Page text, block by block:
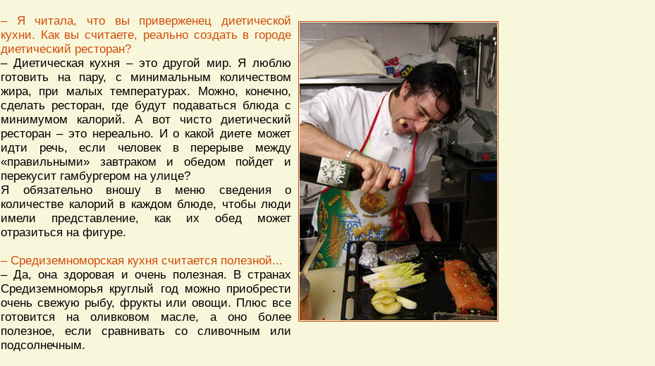
– Я читала, что вы приверженец диетической
кухни. Как вы считаете, реально создать в городе
диетический ресторан?
– Диетическая кухня – это другой мир. Я люблю
готовить на пару, с минимальным количеством
жира, при малых температурах. Можно, конечно,
сделать ресторан, где будут подаваться блюда с
минимумом калорий. А вот чисто диетический
ресторан – это нереально. И о какой диете может
идти речь, если человек в перерыве между
«правильными» завтраком и обедом пойдет и
перекусит гамбургером на улице?
Я обязательно вношу в меню сведения о
количестве калорий в каждом блюде, чтобы люди
имели представление, как их обед может
отразиться на фигуре.
– Средиземноморская кухня считается полезной...
– Да, она здоровая и очень полезная. В странах
Средиземноморья круглый год можно приобрести
очень свежую рыбу, фрукты или овощи. Плюс все
готовится на оливковом масле, а оно более
полезное, если сравнивать со сливочным или
подсолнечным.